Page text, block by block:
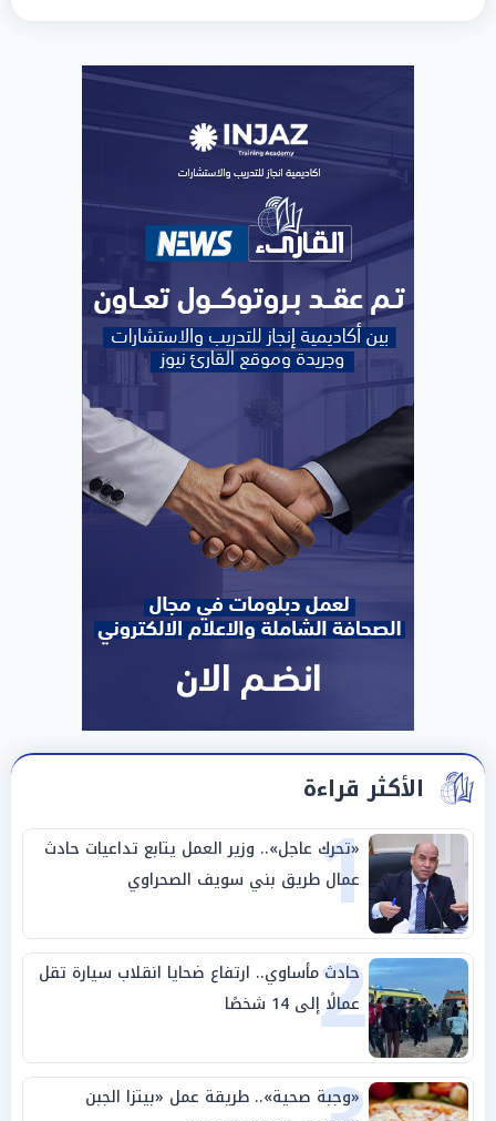
الأكثر قراءة
1
«تحرك عاجل».. وزير العمل يتابع تداعيات حادث
عمال طريق بني سويف الصحراوي
2
حادث مأساوي.. ارتفاع ضحايا انقلاب سيارة تقل
عمالًا إلى 14 شخصًا
«وجبة صحية».. طريقة عمل «بيتزا الجبن